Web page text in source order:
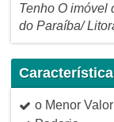
Tenho O imóvel
do Paraíba/
o Menor